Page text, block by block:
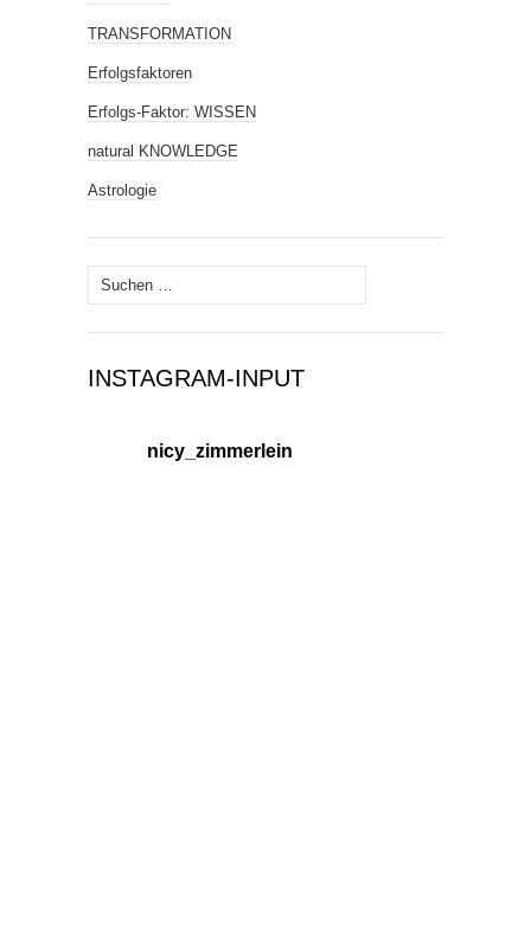
TRANSFORMATION
Erfolgsfaktoren
Erfolgs-Faktor: WISSEN
natural KNOWLEDGE
Astrologie
Suchen
nach:
INSTAGRAM-INPUT
nicy_zimmerlein